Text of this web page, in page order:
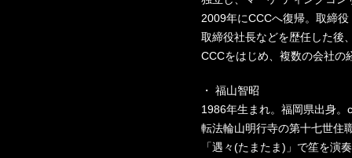
2009年にCCCへ復帰。取締
取締役社長などを歴任した後
CCCをはじめ、複数の会社の
・ 福山智昭
1986年生まれ。福岡県出身。
転法輪山明行寺の第十七世住
「遇々(たまたま)」で笙を演